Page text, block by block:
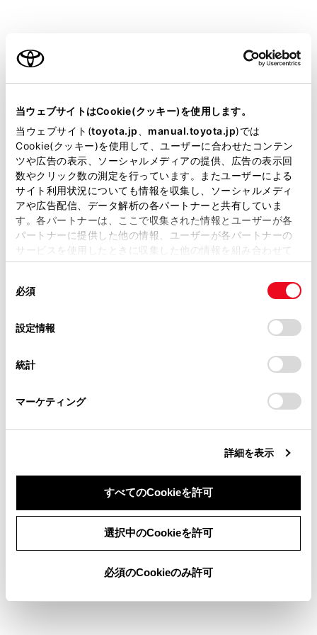
当ウェブサイトはCookie(クッキー)を使用します。
当ウェブサイト(toyota.jp manual.toyota.jp)では
Cookie(クッキー)を使用して、ユーザーに合わせたコンテン
ツや広告の表示、ソーシャルメディアの提供、広告の表示回
数やクリック数の測定を行っています。またユーザーによる
サイト利用状況についても情報を収集し、ソーシャルメディ
アや広告配信、データ解析の各パートナーと共有していま
す。各パートナーは、ここで収集された情報とユーザーが各
パートナーに提供した他の情報、ユーザーが各パートナーの
サービスを使用したときに収集した他の情報を組み合わせて
使用することがあります。当ウェブサイトの使用を続行する
デバイスにすべてのCookie(クッキー)が保存されることに同
意したことになります。Cookie(クッキー)のオプトアウト、
設定の変更、同意を撤回したりするにあたっては、当社の
「Cookie（クッキー）情報の取り扱いについて
」をご覧くだ
必須
設定情報
統計
マーケティング
詳細を表示
すべてのCookieを許可
選択中のCookieを許可
必須のCookieのみ許可
ブックマーク あとで読む
個人情報の取扱いについて
サイト利用について
お問い合わせ
が掲載されているわけではありません。
掲載している取扱説明書はお客様の年式に合致しない場合
があります。
取扱説明書は、弊社が著作権その他の知的財産権を保有し
ます。弊社の許可なく、取扱説明書の一部または全部を、
複製、複写、改変もしくは配信等することはできません。
当サイトの利用、または利用できなかったことにより万一
損害が生じても、弊社は一切責任を負いません。
掲載内容は予告なく変更、またはサービスを中止すること
当サイト（取扱説明書）では、利便性向上のためにお客様
る方は、当社のお客様相談窓口（0800-700-7700）までご
お車に関するお問い合わせ・ご相談は
site_domain=default#otoiawase
までお願いします。